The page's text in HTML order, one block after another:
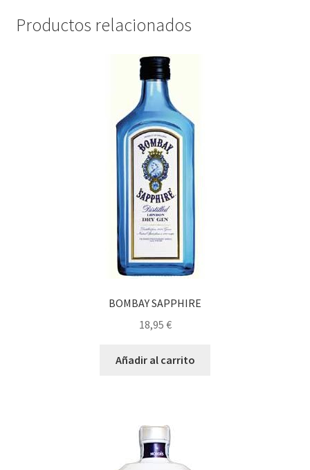
Productos relacionados
BOMBAY SAPPHIRE
18,95 €
Añadir al carrito